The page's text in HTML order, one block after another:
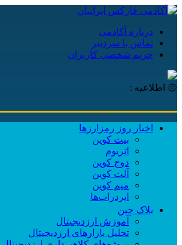
درباره آکادمی
تماس با سردبیر
حریم شخصی کاربران
۞ اطلاعیه :
اخبار روز رمزارزها
بیت کوین
اتریوم
دوج کوین
آلت کوین
میم کوین‌
ایردراپ‌ها
بلاک چین
آموزش ارزدیجیتال
تحلیل بازارهای ارزدیجیتال